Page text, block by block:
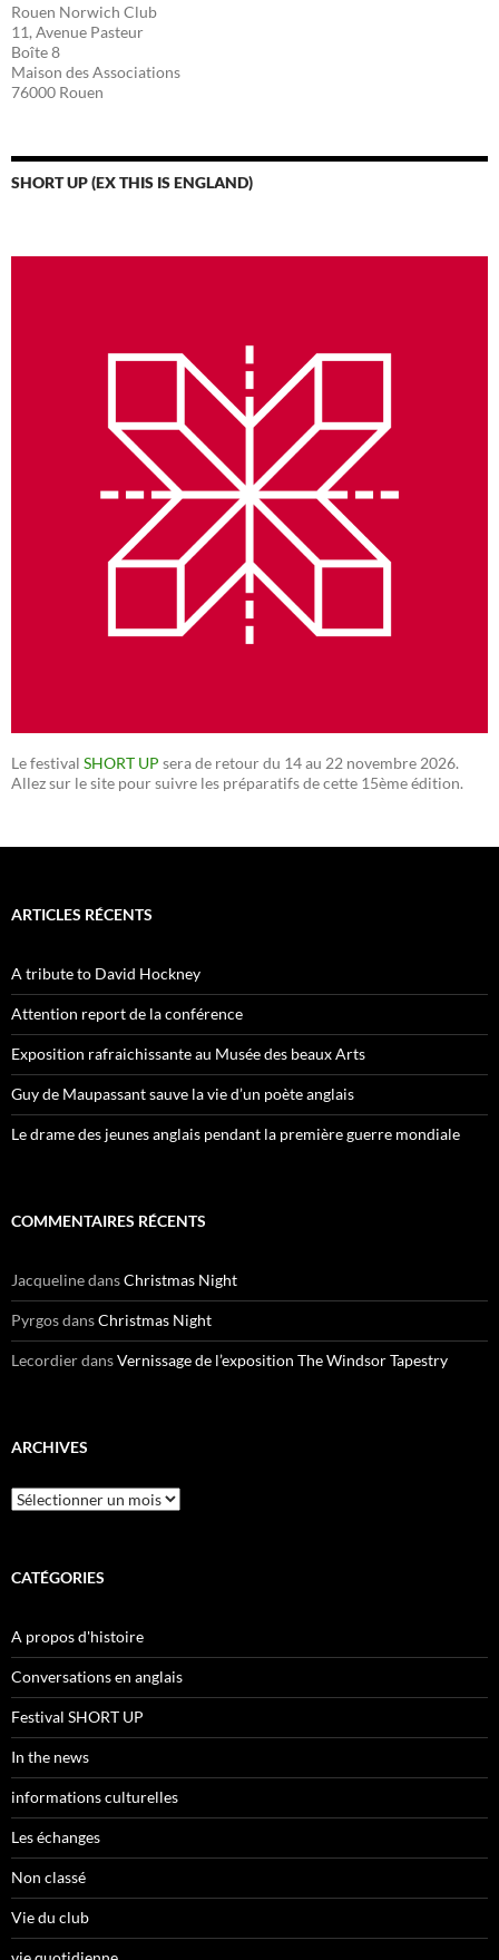
Rouen Norwich Club
11, Avenue Pasteur
Boîte 8
Maison des Associations
76000 Rouen
SHORT UP (EX THIS IS ENGLAND)
Le festival SHORT UP sera de retour du 14 au 22 novembre 2026.
Allez sur le site pour suivre les préparatifs de cette 15ème édition.
ARTICLES RÉCENTS
A tribute to David Hockney
Attention report de la conférence
Exposition rafraichissante au Musée des beaux Arts
Guy de Maupassant sauve la vie d’un poète anglais
Le drame des jeunes anglais pendant la première guerre mondiale
COMMENTAIRES RÉCENTS
JacquelinedansChristmas Night
PyrgosdansChristmas Night
LecordierdansVernissage de l’exposition The Windsor Tapestry
ARCHIVES
Archives
CATÉGORIES
A propos d'histoire
Conversations en anglais
Festival SHORT UP
In the news
informations culturelles
Les échanges
Non classé
Vie du club